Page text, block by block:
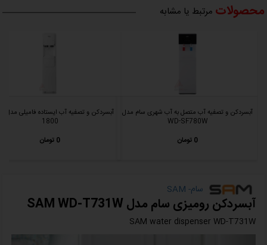
محصولات مرتبط یا مشابه
آبسردکن و تصفیه آب متصل به آب شهری سام مدل
WD-SF780W
0 تومان
1800
0 تومان
سام- SAM
آبسردکن رومیزی سام مدل SAM WD-T731W
SAM water dispenser WD-T731W